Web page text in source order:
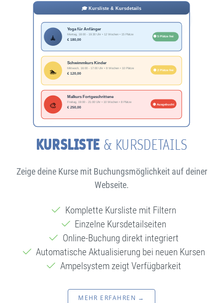
KURSLISTE & KURSDETAILS
Zeige deine Kurse mit Buchungsmöglichkeit auf deiner
Webseite.
Komplette Kursliste mit Filtern
Einzelne Kursdetailseiten
Online-Buchung direkt integriert
Automatische Aktualisierung bei neuen Kursen
Ampelsystem zeigt Verfügbarkeit
MEHR ERFAHREN →